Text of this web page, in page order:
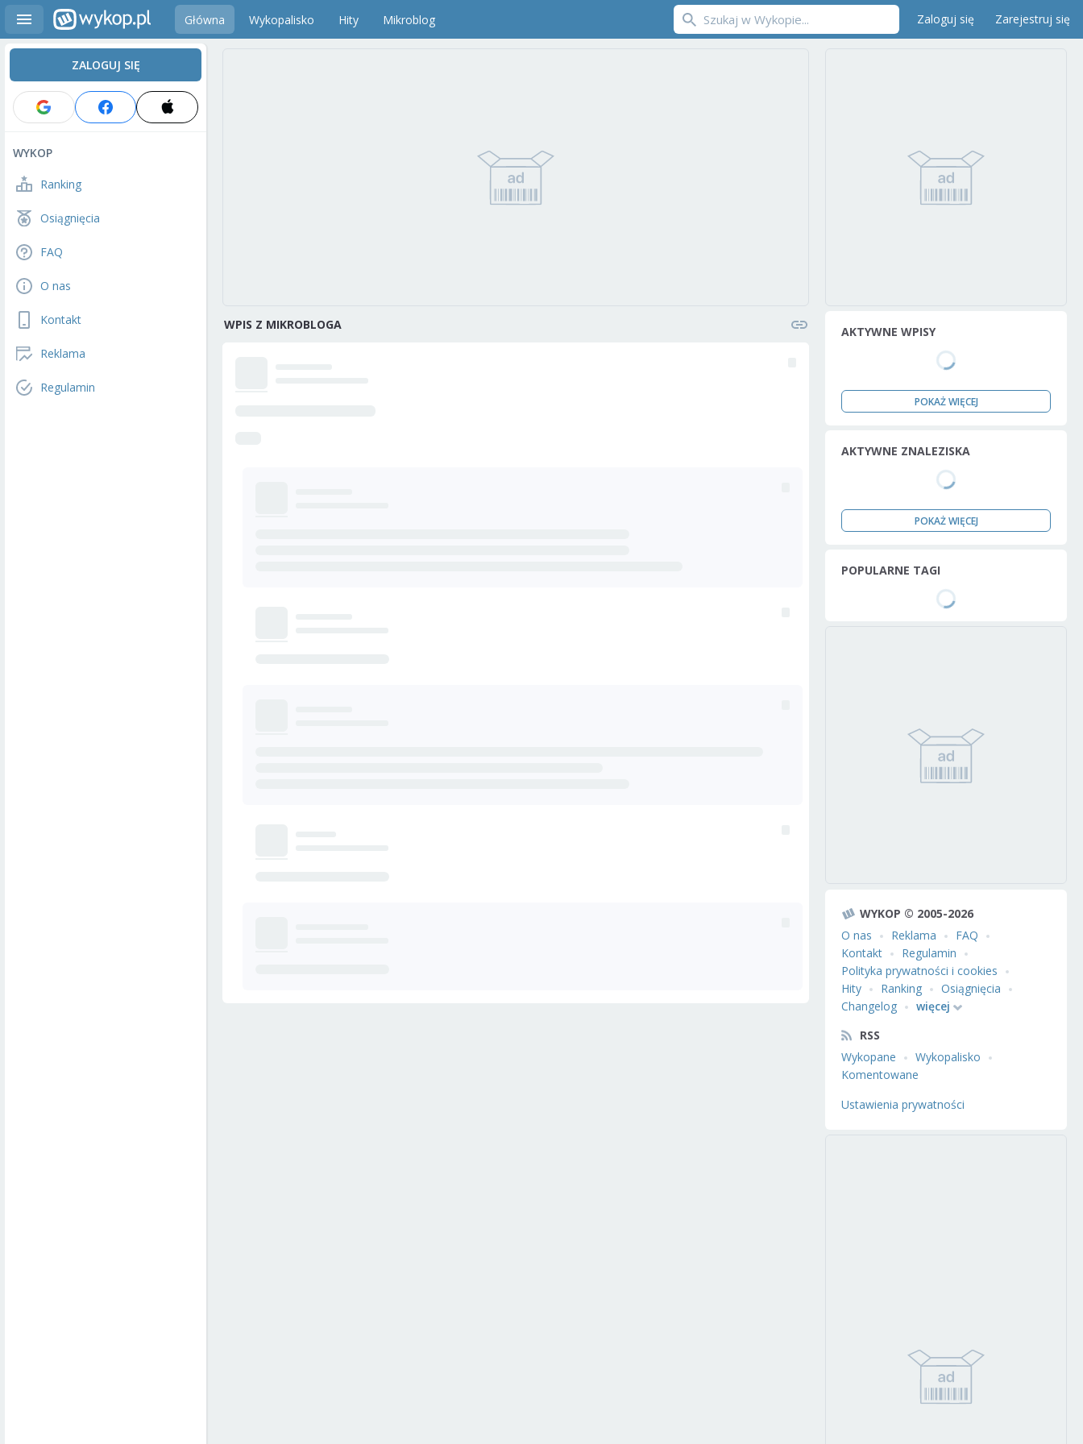
Główna Wykopalisko Hity Mikroblog Zaloguj się Zarejestruj się
ZALOGUJ SIĘ
WYKOP
Ranking
Osiągnięcia
FAQ
O nas
Kontakt
Reklama
Regulamin
WPIS Z MIKROBLOGA AKTYWNE WPISY
POKAŻ WIĘCEJ
AKTYWNE ZNALEZISKA
POKAŻ WIĘCEJ
POPULARNE TAGI
WYKOP © 2005-2026
O nas
Reklama
FAQ
Kontakt
Regulamin
Polityka prywatności i cookies
Hity
Ranking
Osiągnięcia
Changelog
więcej
RSS
Wykopane
Wykopalisko
Komentowane
Ustawienia prywatności